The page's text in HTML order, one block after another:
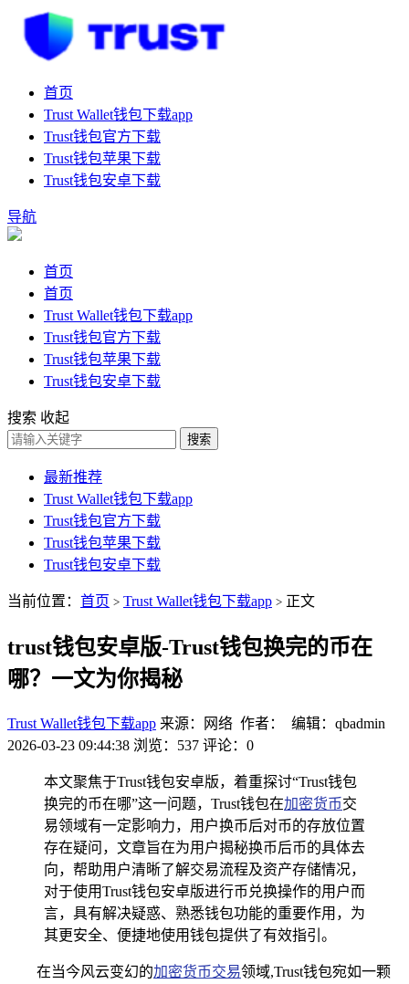
首页
Trust Wallet钱包下载app
Trust钱包官方下载
Trust钱包苹果下载
Trust钱包安卓下载
导航
首页
首页
Trust Wallet钱包下载app
Trust钱包官方下载
Trust钱包苹果下载
Trust钱包安卓下载
搜索 收起
搜索
最新推荐
Trust Wallet钱包下载app
Trust钱包官方下载
Trust钱包苹果下载
Trust钱包安卓下载
当前位置： 首页 > Trust Wallet钱包下载app > 正文
trust钱包安卓版-Trust钱包换完的币在
哪？一文为你揭秘
Trust Wallet钱包下载app 来源：网络 作者： 编辑：qbadmin
2026-03-23 09:44:38 浏览：537 评论：0
本文聚焦于Trust钱包安卓版，着重探讨“Trust钱包
换完的币在哪”这一问题，Trust钱包在加密货币交
易领域有一定影响力，用户换币后对币的存放位置
存在疑问，文章旨在为用户揭秘换币后币的具体去
向，帮助用户清晰了解交易流程及资产存储情况，
对于使用Trust钱包安卓版进行币兑换操作的用户而
言，具有解决疑惑、熟悉钱包功能的重要作用，为
其更安全、便捷地使用钱包提供了有效指引。
在当今风云变幻的加密货币交易领域,Trust钱包宛如一颗